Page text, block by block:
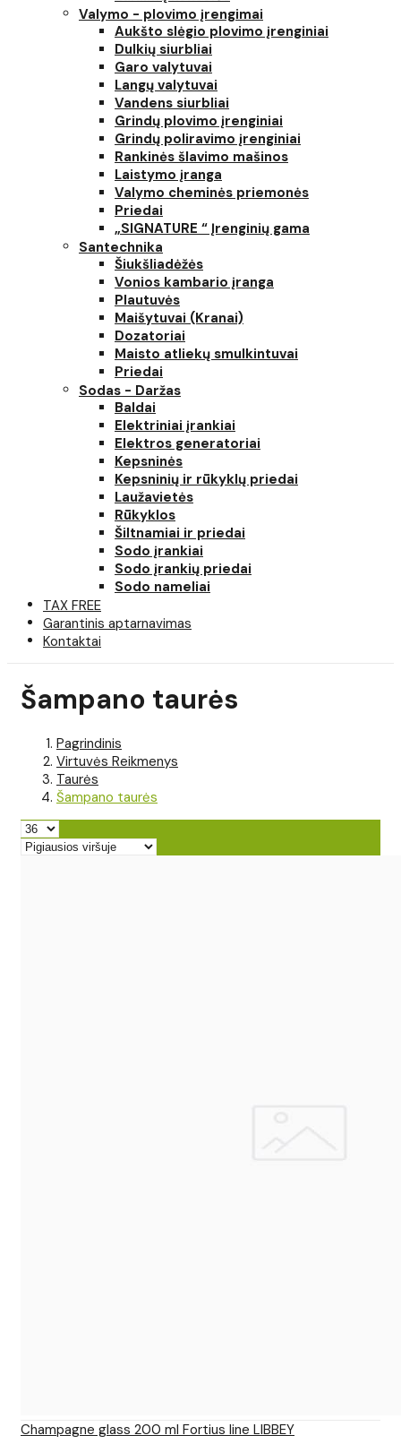
Valymo - plovimo įrengimai
Aukšto slėgio plovimo įrenginiai
Dulkių siurbliai
Garo valytuvai
Langų valytuvai
Vandens siurbliai
Grindų plovimo įrenginiai
Grindų poliravimo įrenginiai
Rankinės šlavimo mašinos
Laistymo įranga
Valymo cheminės priemonės
Priedai
„SIGNATURE “ Įrenginių gama
Santechnika
Šiukšliadėžės
Vonios kambario įranga
Plautuvės
Maišytuvai (Kranai)
Dozatoriai
Maisto atliekų smulkintuvai
Priedai
Sodas - Daržas
Baldai
Elektriniai įrankiai
Elektros generatoriai
Kepsninės
Kepsninių ir rūkyklų priedai
Laužavietės
Rūkyklos
Šiltnamiai ir priedai
Sodo įrankiai
Sodo įrankių priedai
Sodo nameliai
TAX FREE
Garantinis aptarnavimas
Kontaktai
Šampano taurės
Pagrindinis
Virtuvės Reikmenys
Taurės
Šampano taurės
Champagne glass 200 ml Fortius line LIBBEY